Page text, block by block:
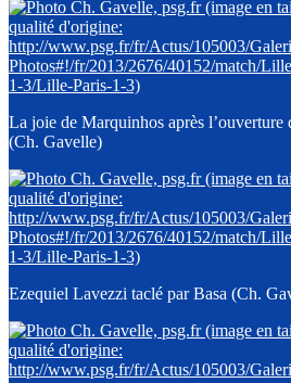
La joie de Marquinhos après l’ouverture
(Ch. Gavelle)
Ezequiel Lavezzi taclé par Basa (Ch.